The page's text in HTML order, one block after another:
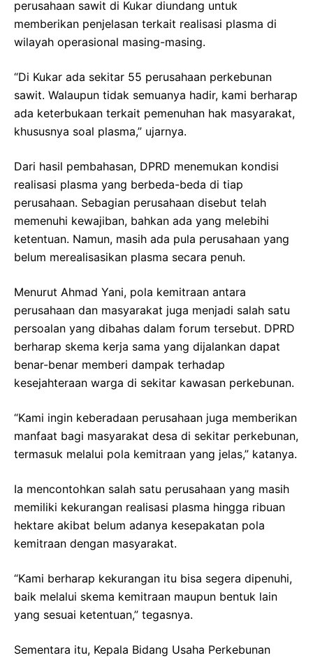
perusahaan sawit di Kukar diundang untuk
memberikan penjelasan terkait realisasi plasma di
wilayah operasional masing-masing.
“Di Kukar ada sekitar 55 perusahaan perkebunan
sawit. Walaupun tidak semuanya hadir, kami berharap
ada keterbukaan terkait pemenuhan hak masyarakat,
khususnya soal plasma,” ujarnya.
Dari hasil pembahasan, DPRD menemukan kondisi
realisasi plasma yang berbeda-beda di tiap
perusahaan. Sebagian perusahaan disebut telah
memenuhi kewajiban, bahkan ada yang melebihi
ketentuan. Namun, masih ada pula perusahaan yang
belum merealisasikan plasma secara penuh.
Menurut Ahmad Yani, pola kemitraan antara
perusahaan dan masyarakat juga menjadi salah satu
persoalan yang dibahas dalam forum tersebut. DPRD
berharap skema kerja sama yang dijalankan dapat
benar-benar memberi dampak terhadap
kesejahteraan warga di sekitar kawasan perkebunan.
“Kami ingin keberadaan perusahaan juga memberikan
manfaat bagi masyarakat desa di sekitar perkebunan,
termasuk melalui pola kemitraan yang jelas,” katanya.
Ia mencontohkan salah satu perusahaan yang masih
memiliki kekurangan realisasi plasma hingga ribuan
hektare akibat belum adanya kesepakatan pola
kemitraan dengan masyarakat.
“Kami berharap kekurangan itu bisa segera dipenuhi,
baik melalui skema kemitraan maupun bentuk lain
yang sesuai ketentuan,” tegasnya.
Sementara itu, Kepala Bidang Usaha Perkebunan